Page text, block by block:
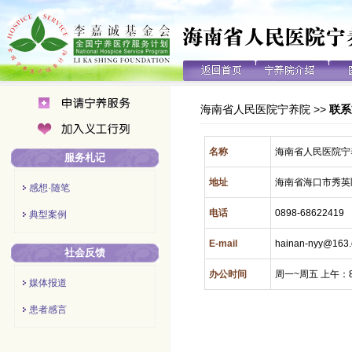
服务札记
感想·随笔
典型案例
社会反馈
媒体报道
患者感言
海南省人民医院宁养院 >> 联
名称 海南省人民医院
地址 海南省海口市秀
电话 0898-68622419
E-mail hainan-
办公时间 周一~周五 上午